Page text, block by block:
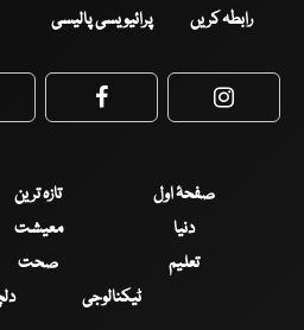
رابطہ کریں پرائیویسی پالیسی
Facebook
صفحۂ اول تازہ ترین
دنیا
معیشت
تعلیم
صحت
ٹیکنالوجی